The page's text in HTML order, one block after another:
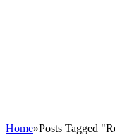
Home»Posts Tagged